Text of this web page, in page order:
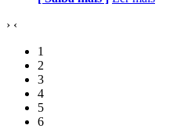
› ‹
1
2
3
4
5
6